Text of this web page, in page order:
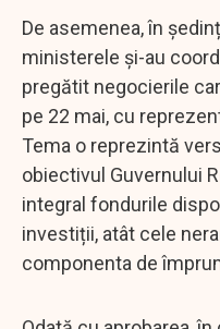
De asemenea, în
ministerele și-au
pregătit negocierile
pe 22 mai, cu
Tema o reprezintă
obiectivul Guvernului
integral fondurile
investiții, atât cele
componenta de